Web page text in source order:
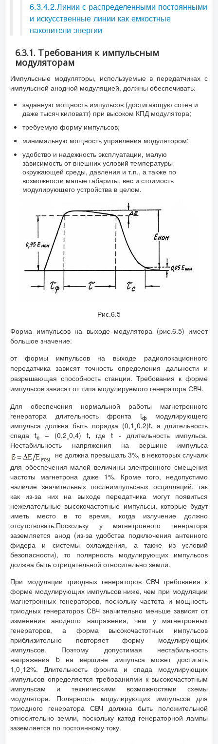
6.3.4.2.Линии с распределенными постоянными
и искусственные линии как емкостные
накопители энергии
6.3.1. Требования к импульсным
модуляторам
Импульсные модуляторы, используемые в передатчиках с
импульсной анодной модуляцией, должны обеспечивать:
заданную мощность импульсов (достигающую сотен и
даже тысяч киловатт) при высоком КПД модулятора;
требуемую форму импульсов;
минимальную мощность управления модулятором;
удобство и надежность эксплуатации, малую
зависимость от внешних условий температуры
окружающей среды, давления и т.п., а также по
возможности малые габариты, вес и стоимость
модулирующего устройства в целом.
Рис.6.5
Форма импульсов на выходе модулятора (рис.6.5) имеет
большое значение:
от формы импульсов на выходе радиолокационного
передатчика зависят точность определения дальности и
разрешающая способность станции. Требования к форме
импульсов зависят от типа модулируемого генератора СВЧ.
Для обеспечения нормальной работы магнетронного
генератора длительность фронта tфмодулирующего
импульса должна быть порядка (0,1 0,2)t, а длительность
спада tс – (0,2 0,4) t, где t - длительность импульса.
Нестабильность напряжения на вершине импульса
не должна превышать 3%, в некоторых случаях
для обеспечения малой величины электронного смещения
частоты магнетрона даже 1%. Кроме того, недопустимо
наличие значительных послеимпульсных осцилляций, так
как из-за них на выходе передатчика могут появиться
нежелательные высокочастотные импульсы, которые будут
иметь место в то время, когда излучение должно
отсутствовать.Поскольку у магнетронного генератора
заземляется анод (из-за удобства подключения антенного
фидера и системы охлаждения, а также из условий
безопасности), то полярность модулирующих импульсов
должна быть отрицательной относительно земли.
При модуляции триодных генераторов СВЧ требования к
форме модулирующих импульсов ниже, чем при модуляции
магнетронных генераторов, поскольку частота и мощность
триодных генераторов СВЧ значительно меньше зависят от
изменения анодного напряжения, чем у магнетронных
генераторов, а форма высокочастотных импульсов
приблизительно повторяет форму модулирующих
импульсов. Поэтому допустимая нестабильность
напряжения b на вершине импульса может достигать
1,0¸12%. Длительность фронта и спада модулирующих
импульсов определяется требованиями к высокочастотным
импульсам и техническими возможностями схемы
модулятора. Полярность модулирующих импульсов для
триодного генератора СВЧ должна быть положительной
относительно земли, поскольку катод генераторной лампы
заземляется по постоянному току.